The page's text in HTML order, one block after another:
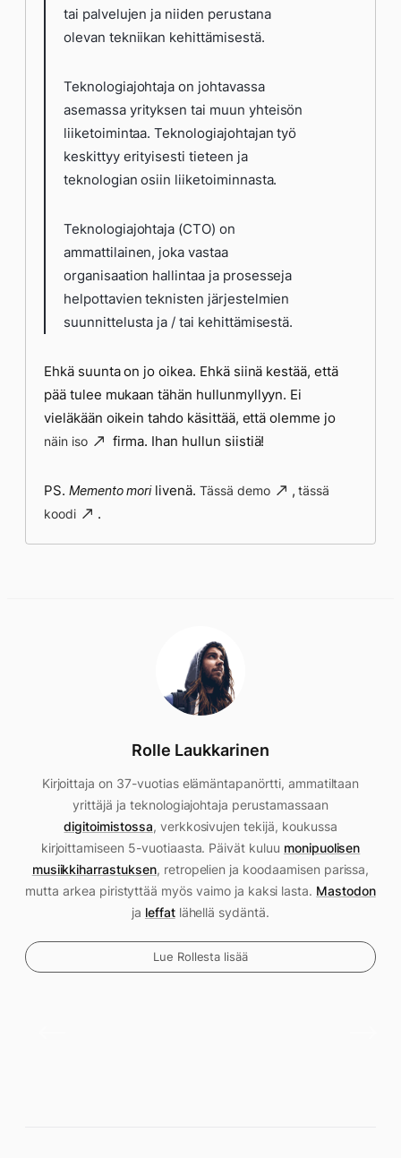
tai palvelujen ja niiden perustana
olevan tekniikan kehittämisestä.
Teknologiajohtaja on johtavassa
asemassa yrityksen tai muun yhteisön
liiketoimintaa. Teknologiajohtajan työ
keskittyy erityisesti tieteen ja
teknologian osiin liiketoiminnasta.
Teknologiajohtaja (CTO) on
ammattilainen, joka vastaa
organisaation hallintaa ja prosesseja
helpottavien teknisten järjestelmien
suunnittelusta ja / tai kehittämisestä.
Ehkä suunta on jo oikea. Ehkä siinä kestää, että
pää tulee mukaan tähän hullunmyllyyn. Ei
vieläkään oikein tahdo käsittää, että olemme jo
näin iso firma. Ihan hullun siistiä!
PS. Memento morilivenä. Tässä demo ,tässä
koodi
.
Rolle Laukkarinen
Kirjoittaja on 37-vuotias elämäntapanörtti, ammatiltaan
yrittäjä ja teknologiajohtaja perustamassaan
digitoimistossa, verkkosivujen tekijä, koukussa
kirjoittamiseen 5-vuotiaasta. Päivät kuluu monipuolisen
musiikkiharrastuksen, retropelien ja koodaamisen parissa,
mutta arkea piristyttää myös vaimo ja kaksi lasta. Mastodon
ja leffatlähellä sydäntä.
Lue Rollesta lisää